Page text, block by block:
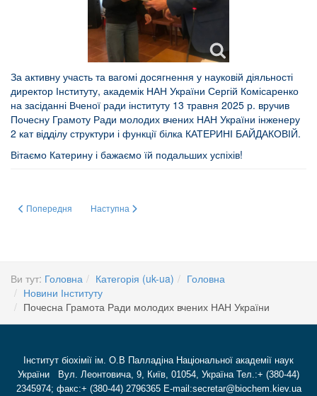
За активну участь та вагомі досягнення у науковій діяльності
директор Інституту, академік НАН України Сергій Комісаренко
на засіданні Вченої ради інституту 13 травня 2025 р. вручив
Почесну Грамоту Ради молодих вчених НАН України інженеру
2 кат відділу структури і функції білка КАТЕРИНІ БАЙДАКОВІЙ.
Вітаємо Катерину і бажаємо їй подальших успіхів!
Попередня стаття: Щиро дякуємо!
Попередня Наступна стаття: ТЕЛЕФОННИЙ ДОВІДНИК ІБХ НАНУ
Наступна
Ви тут: Головна Категорія (uk-ua)
Головна
Новини Інституту
Почесна Грамота Ради молодих вчених НАН України
Інститут біохімії ім. О.В Палладіна Національної академії наук
України Вул. Леонтовича, 9, Київ, 01054, Україна Тел.:+ (380-44)
2345974; факс:+ (380-44) 2796365 E-mail:secretar@biochem.kiev.ua